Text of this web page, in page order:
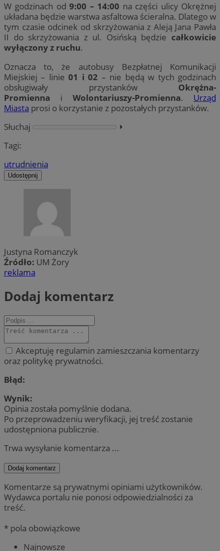
W godzinach od9:00 – 14:00 na części ulicy Okrężnej
układana będzie warstwa asfaltowa ścieralna. Dlatego w
tym czasie odcinek od skrzyżowania z Aleją Jana Pawła
II do skrzyżowania z ul. Osińską będzie całkowicie
wyłączony z ruchu.
Oznacza to, że autobusy Bezpłatnej Komunikacji
Miejskiej – linie01 i 02 – nie będą w tych godzinach
obsługiwały przystanków Okrężna-
Promienna i Wolontariuszy-Promienna. Urząd
Miasta prosi o korzystanie z pozostałych przystanków.
Słuchaj
⏵︎
Tagi:
utrudnienia
Udostępnij
Justyna Romanczyk
Źródło: UM Żory
reklama
Dodaj komentarz
Akceptuję regulamin zamieszczania komentarzy
oraz politykę prywatności.
Błąd:
Wynik:
Opinia została pomyślnie dodana.
Po przeprowadzeniu weryfikacji, jej treść zostanie
udostępniona publicznie.
Trwa wysyłanie komentarza ...
Dodaj komentarz
Komentarze są prywatnymi opiniami użytkowników.
Wydawca portalu nie ponosi odpowiedzialności za
treść.
* pola obowiązkowe
Najnowsze